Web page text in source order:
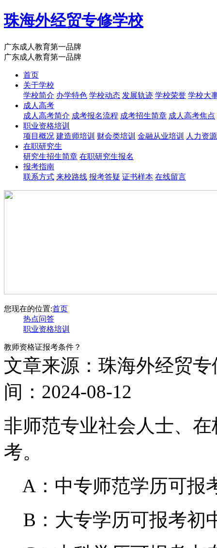
珠海外经贸专修学校
广东成人教育第一品牌
广东成人教育第一品牌
首页
关于学校
学校简介 办学特色 学校动态 发展轨迹 学校荣誉 学校大
成人高考
成人高考简介 成考报名流程 成考招生简章 成人高考焦点
职业资格培训
项目概况 建造师培训 财会类培训 金融从业培训
人力资
在职研究生
研究生招生简章 在职研究生报名
报考指南
联系方式 来校路线 报考答疑 证书样本 在线留言
您现在的位置:首页
热点问答
职业资格培训
教师资格证报考条件？
文章来源：珠海外经贸
间：2024-08-12
非师范专业社会人士、
考。
A：中专师范学历可报
B：大专学历可报考初